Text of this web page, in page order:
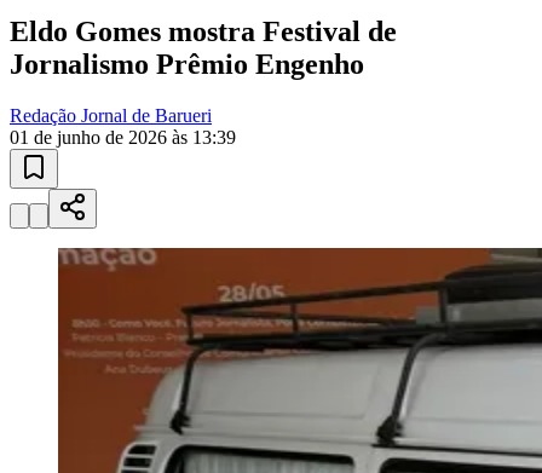
Vitória
10 anos de JB
10 anos de JB
Guia Gastronômico restaurantes da
região
Encontre restaurantes, bares e cafés avaliados pela comunidade com
Guia Gastronômico Feiras e Eventos Roteiros Gastronômicos